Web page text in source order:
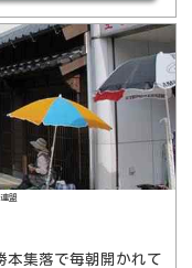
盟
本集落で毎朝開かれて